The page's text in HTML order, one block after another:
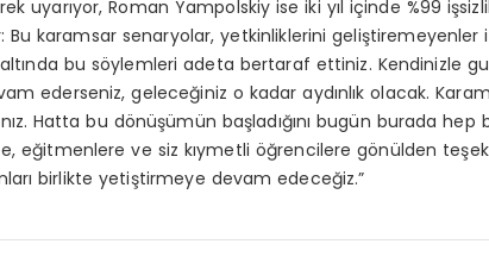
uyarıyor, Roman Yampolskiy ise iki yıl içinde %99
karamsar senaryolar, yetkinliklerini geliştiremeyenler
bu söylemleri adeta bertaraf ettiniz. Kendinizle
ederseniz, geleceğiniz o kadar aydınlık olacak.
Hatta bu dönüşümün başladığını bugün burada
eğitmenlere ve siz kıymetli öğrencilere gönülden
birlikte yetiştirmeye devam edeceğiz.”